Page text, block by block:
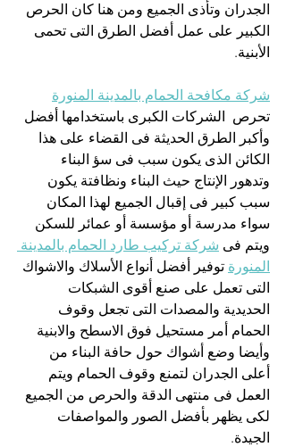
الجدران وتأذى الجميع ومن هنا كان الحرص
الكبير على عمل أفضل الطرق التى تحمى
الأبنية.
شركة مكافحة الحمام بالمدينة المنورة
تحرص  الشركات الكبرى باستخدامها أفضل
وأكبر الطرق الحديثة فى القضاء على هذا
الكائن الذى يكون سبب فى سؤ البناء
وتدهور الإنتاج حيث البناء ونظافتة يكون
سبب كبير فى إقبال الجميع لهذا المكان
سواء مدرسة أو مؤسسة أو عمائر للسكن
ويتم فى شركة تركيب طارد الحمام بالمدينة
المنورة توفير أفضل أنواع الأسلاك والاشواك
التى تعمل على صنع أقوى الشبكات
الحديدية والمصدات التى تجعل وقوف
الحمام أمر مستحيل فوق الاسطح والابنية
وأيضا وضع أشواك حول حافة البناء من
أعلى الجدران لتمنع وقوف الحمام ويتم
العمل فى منتهى الدقة والحرص من الجميع
لكى يظهر بأفضل الصور والمواصفات
الجيدة.